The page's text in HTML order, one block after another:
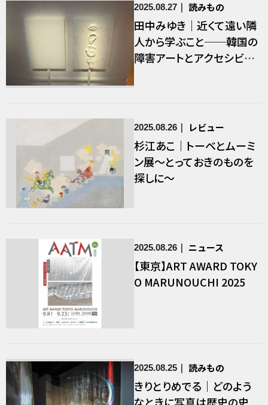
2025.08.27 読みもの
田中みゆき｜近くて遠い隣
人から学ぶこと──韓国の
障害アートとアクセシビリ
2025.08.26 レビュー
杉江あこ｜トーベとムーミ
ン展〜とっておきのものを
探しに〜
2025.08.26 ニュース
【東京】ART AWARD TOKY
O MARUNOUCHI 2025
2025.08.25 読みもの
きりとりめでる｜どのよう